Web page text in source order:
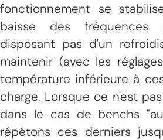
fonctionnement se
baisse des
disposant pas d'un
maintenir (avec les
température inférieure à
charge. Lorsque ce n'est
dans le cas de benchs
répétons ces derniers